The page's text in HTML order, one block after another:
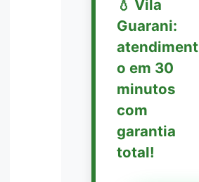
💧 Vila
Guarani:
atendiment
o em 30
minutos
com
garantia
total!